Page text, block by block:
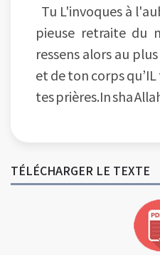
Tu L'invoques à
pieuse retraite du
ressens alors au
et de ton corps
tes prières.In sha
TÉLÉCHARGER LE TEXTE